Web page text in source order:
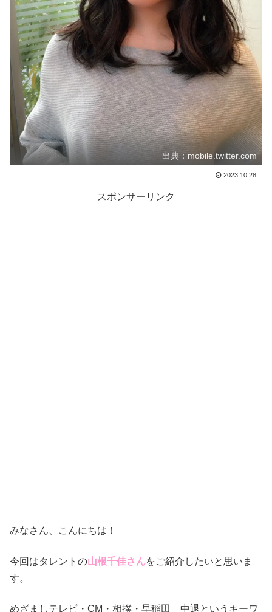
出典：mobile.twitter.com
2023.10.28
スポンサーリンク
みなさん、こんにちは！
今回はタレントの山根千佳さんをご紹介したいと思いま
す。
めざましテレビ・CM・相撲・早稲田 中退 というキーワ